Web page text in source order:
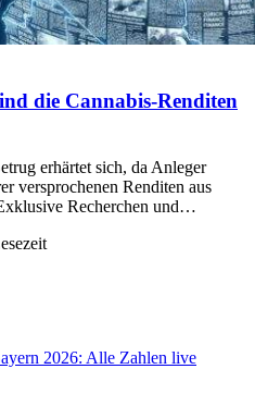
die Cannabis-Renditen
erhärtet sich, da Anleger
versprochenen Renditen aus
Recherchen und…